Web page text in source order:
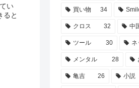
い
ると
買い物 34
クロス 32 中
ツール 30 ネ
メンタル 28
亀吉 26 小説